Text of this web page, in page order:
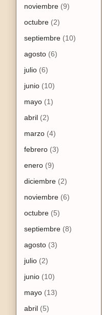
noviembre (9)
octubre (2)
septiembre (10)
agosto (6)
julio (6)
junio (10)
mayo (1)
abril (2)
marzo (4)
febrero (3)
enero (9)
diciembre (2)
noviembre (6)
octubre (5)
septiembre (8)
agosto (3)
julio (2)
junio (10)
mayo (13)
abril (5)